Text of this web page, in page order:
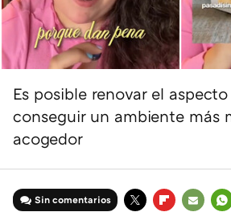
Es posible renovar el
conseguir un ambiente más
acogedor
Sin comentarios